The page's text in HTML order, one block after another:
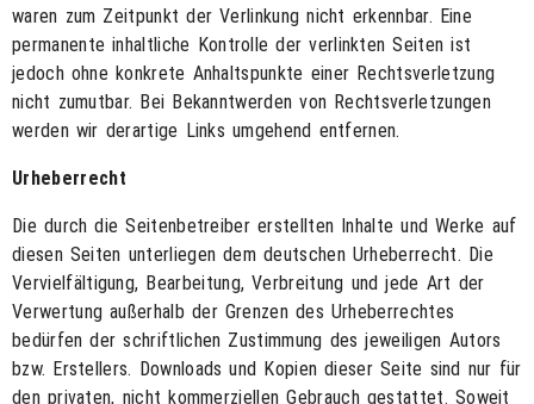
waren zum Zeitpunkt der Verlinkung nicht erkennbar. Eine
permanente inhaltliche Kontrolle der verlinkten Seiten ist
jedoch ohne konkrete Anhaltspunkte einer Rechtsverletzung
nicht zumutbar. Bei Bekanntwerden von Rechtsverletzungen
werden wir derartige Links umgehend entfernen.
Urheberrecht
Die durch die Seitenbetreiber erstellten Inhalte und Werke auf
diesen Seiten unterliegen dem deutschen Urheberrecht. Die
Vervielfältigung, Bearbeitung, Verbreitung und jede Art der
Verwertung außerhalb der Grenzen des Urheberrechtes
bedürfen der schriftlichen Zustimmung des jeweiligen Autors
bzw. Erstellers. Downloads und Kopien dieser Seite sind nur für
den privaten, nicht kommerziellen Gebrauch gestattet. Soweit